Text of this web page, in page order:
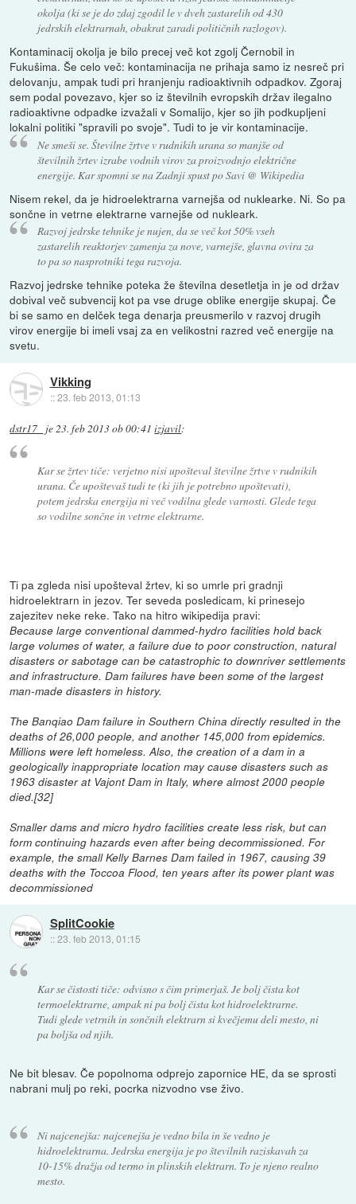
okolja (ki se je do zdaj zgodil le v dveh zastarelih od 430
jedrskih elektrarnah, obakrat zaradi političnih razlogov).
Kontaminacij okolja je bilo precej več kot zgolj Černobil in
Fukušima. Še celo več: kontaminacija ne prihaja samo iz nesreč pri
delovanju, ampak tudi pri hranjenju radioaktivnih odpadkov. Zgoraj
sem podal povezavo, kjer so iz številnih evropskih držav ilegalno
radioaktivne odpadke izvažali v Somalijo, kjer so jih podkupljeni
lokalni politiki "spravili po svoje". Tudi to je vir kontaminacije.
Ne smeši se. Številne žrtve v rudnikih urana so manjše od
številnih žrtev izrabe vodnih virov za proizvodnjo električne
energije. Kar spomni se na Zadnji spust po Savi @ Wikipedia
Nisem rekel, da je hidroelektrarna varnejša od nuklearke. Ni. So pa
sončne in vetrne elektrarne varnejše od nukleark.
Razvoj jedrske tehnike je nujen, da se več kot 50% vseh
zastarelih reaktorjev zamenja za nove, varnejše, glavna ovira za
to pa so nasprotniki tega razvoja.
Razvoj jedrske tehnike poteka že številna desetletja in je od držav
dobival več subvencij kot pa vse druge oblike energije skupaj. Če
bi se samo en delček tega denarja preusmerilo v razvoj drugih
virov energije bi imeli vsaj za en velikostni razred več energije na
svetu.
Vikking
::23. feb 2013, 01:13
dstr17_ je23. feb 2013 ob 00:41 izjavil:
Kar se žrtev tiče: verjetno nisi upošteval številne žrtve v rudnikih
urana. Če upoštevaš tudi te (ki jih je potrebno upoštevati),
potem jedrska energija ni več vodilna glede varnosti. Glede tega
so vodilne sončne in vetrne elektrarne.
Ti pa zgleda nisi upošteval žrtev, ki so umrle pri gradnji
hidroelektrarn in jezov. Ter seveda posledicam, ki prinesejo
zajezitev neke reke. Tako na hitro wikipedija pravi:
Because large conventional dammed-hydro facilities hold back
large volumes of water, a failure due to poor construction, natural
disasters or sabotage can be catastrophic to downriver settlements
and infrastructure. Dam failures have been some of the largest
man-made disasters in history.
The Banqiao Dam failure in Southern China directly resulted in the
deaths of 26,000 people, and another 145,000 from epidemics.
Millions were left homeless. Also, the creation of a dam in a
geologically inappropriate location may cause disasters such as
1963 disaster at Vajont Dam in Italy, where almost 2000 people
died.[32]
Smaller dams and micro hydro facilities create less risk, but can
form continuing hazards even after being decommissioned. For
example, the small Kelly Barnes Dam failed in 1967, causing 39
deaths with the Toccoa Flood, ten years after its power plant was
decommissioned
SplitCookie
::23. feb 2013, 01:15
Kar se čistosti tiče: odvisno s čim primerjaš. Je bolj čista kot
termoelektrarne, ampak ni pa bolj čista kot hidroelektrarne.
Tudi glede vetrnih in sončnih elektrarn si kvečjemu deli mesto, ni
pa boljša od njih.
Ne bit blesav. Če popolnoma odprejo zapornice HE, da se sprosti
nabrani mulj po reki, pocrka nizvodno vse živo.
Ni najcenejša: najcenejša je vedno bila in še vedno je
hidroelektrarna. Jedrska energija je po številnih raziskavah za
10-15% dražja od termo in plinskih elektrarn. To je njeno realno
mesto.